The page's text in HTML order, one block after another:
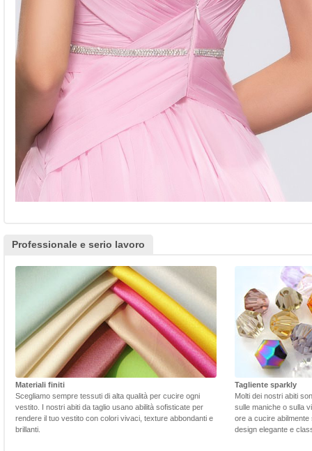
Professionale e serio lavoro
Materiali finiti
Scegliamo sempre tessuti di alta qualità per cucire ogni
vestito. I nostri abiti da taglio usano abilità sofisticate per
rendere il tuo vestito con colori vivaci, texture abbondanti e
brillanti.
Tagliente sparkly
Molti dei nostri abiti
sulle maniche o sulla
ore a cucire
design elegante e